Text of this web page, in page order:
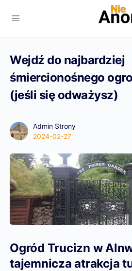
Wejdź do najbardziej
śmiercionośnego
(jeśli się odważysz)
Admin Strony
2024-02-27
Ogród Trucizn w
tajemnicza atrakcja